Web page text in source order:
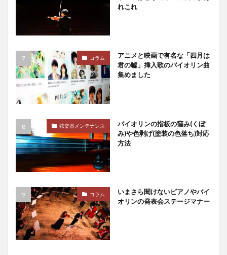
れこれ
コラム
アニメと映画で有名な「四月は
君の嘘」挿入歌のバイオリン曲
集めました
弦楽器メンテナンス
バイオリンの指板の窪み(くぼ
み)や色剥げ(塗装の色落ち)対応
方法
コラム
いまさら聞けないピアノやバイ
オリンの発表会ステージマナー